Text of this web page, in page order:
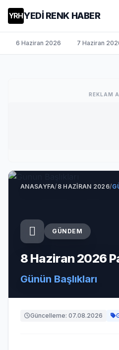
YRHYEDİ RENK HABER
6 Haziran 2026 7 Haziran
REKLAM
ANASAYFA/8 HAZIRAN 2026/
GÜNDEM
8 Haziran 2026
Günün Başlıkları
Güncelleme: 07.08.2026